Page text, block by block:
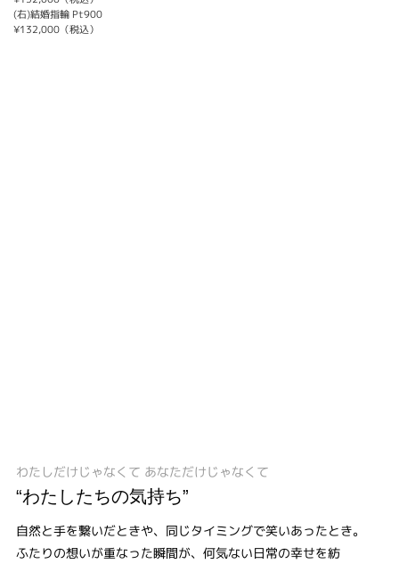
(右)結婚指輪 Pt900
¥132,000（税込）
わたしだけじゃなくて あなただけじゃなくて
“わたしたちの気持ち”
自然と手を繋いだときや、同じタイミングで笑いあったとき。
ふたりの想いが重なった瞬間が、何気ない日常の幸せを紡